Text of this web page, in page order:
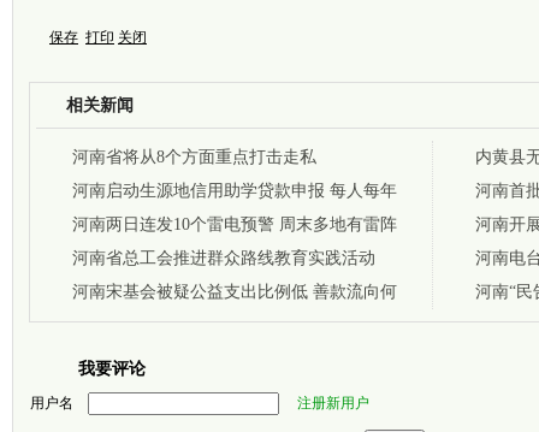
保存 打印 关闭
相关新闻
河南省将从8个方面重点打击走私
河南启动生源地信用助学贷款申报 每人每年
最高6000元
河南两日连发10个雷电预警 周末多地有雷阵
雨
河南省总工会推进群众路线教育实践活动
河南宋基会被疑公益支出比例低 善款流向何
方？
内黄县
有几十
河南首
河南开
河南电
动
河南“民
我要评论
用户名 注册新用户